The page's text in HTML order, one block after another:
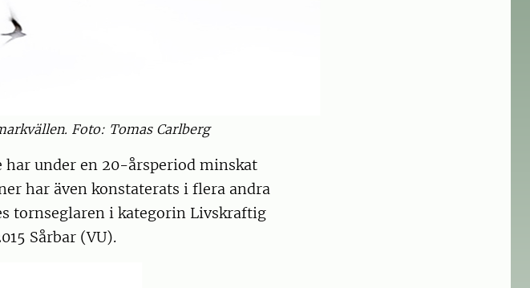
Foto: Tomas Carlberg
har under en 20-årsperiod minskat
har även konstaterats i flera andra
tornseglaren i kategorin Livskraftig
Sårbar (VU).